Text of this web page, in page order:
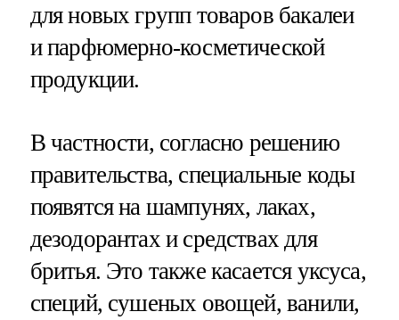
для новых групп товаров бакалеи
и парфюмерно-косметической
продукции.
В частности, согласно решению
правительства, специальные коды
появятся на шампунях, лаках,
дезодорантах и средствах для
бритья. Это также касается уксуса,
специй, сушеных овощей, ванили,